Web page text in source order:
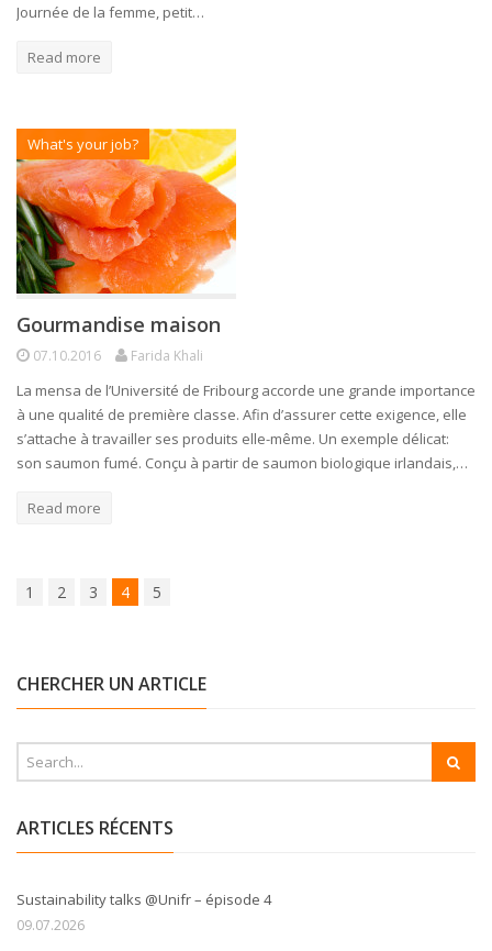
Journée de la femme, petit…
Read more
What's your job?
Gourmandise maison
07.10.2016 Farida Khali
La mensa de l’Université de Fribourg accorde une grande importance
à une qualité de première classe. Afin d’assurer cette exigence, elle
s’attache à travailler ses produits elle-même. Un exemple délicat:
son saumon fumé. Conçu à partir de saumon biologique irlandais,…
Read more
1 2 3 4 5
CHERCHER UN ARTICLE
ARTICLES RÉCENTS
Sustainability talks @Unifr – épisode 4
09.07.2026